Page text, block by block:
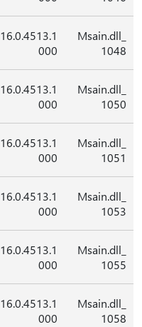
Msain.dll_
1048
16.0.4513.1
000
Msain.dll_
1050
16.0.4513.1
000
Msain.dll_
1051
16.0.4513.1
000
Msain.dll_
1053
16.0.4513.1
000
Msain.dll_
1055
16.0.4513.1
000
Msain.dll_
1058
16.0.4513.1
000